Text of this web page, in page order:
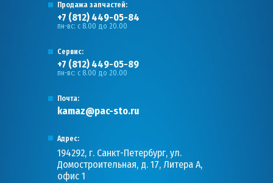
Продажа запчастей:
+7 (812) 449-05-84
пн-вс: с 8.00 до 20.00
Сервис:
+7 (812) 449-05-89
пн-вс: с 8.00 до 20.00
Почта:
kamaz@pac-sto.ru
Адрес:
194292, г. Санкт-Петербург, ул.
Домостроительная, д. 17, Литера А,
офис 1